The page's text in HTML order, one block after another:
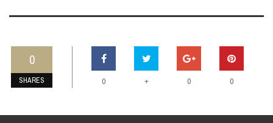
0
SHARES 0 + 0 0